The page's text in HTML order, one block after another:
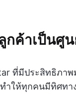
กค้าเป็นศู
ที่มีประสิทธิภาพ
ำให้ทุกคนมีทิศทา